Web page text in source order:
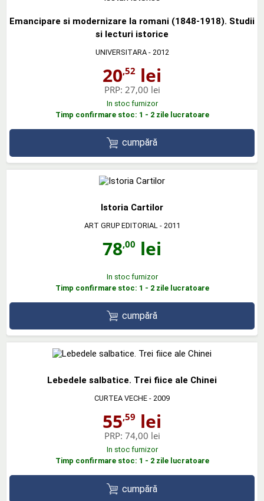
Emancipare si modernizare la romani (1848-1918). Studii
si lecturi istorice
UNIVERSITARA- 2012
20,52 lei
PRP: 27,00 lei
In stoc furnizor
Timp confirmare stoc: 1 - 2 zile lucratoare
cumpără
Istoria Cartilor
ART GRUP EDITORIAL - 2011
78,00 lei
In stoc furnizor
Timp confirmare stoc: 1 - 2 zile lucratoare
cumpără
Lebedele salbatice. Trei fiice ale Chinei
CURTEA VECHE - 2009
55,59 lei
PRP: 74,00 lei
In stoc furnizor
Timp confirmare stoc: 1 - 2 zile lucratoare
cumpără